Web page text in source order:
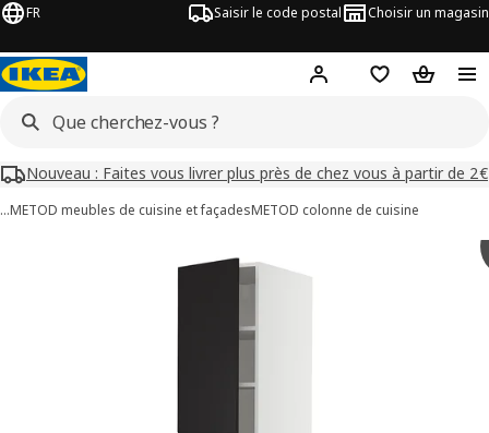
FR Saisir le code postal Choisir un magasin
Mon compteFavorisPanier
Nouveau : Faites vous livrer plus près de chez vous à partir de 2€
…METOD meubles de cuisine et façadesMETOD colonne de cuisine
de METOD / MAXIMERA